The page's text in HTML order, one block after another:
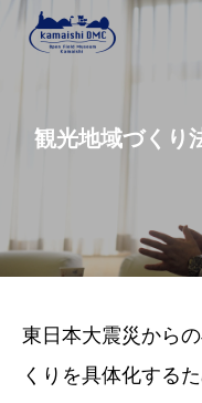
観光地域づくり
東日本大震災から
くりを具体化する